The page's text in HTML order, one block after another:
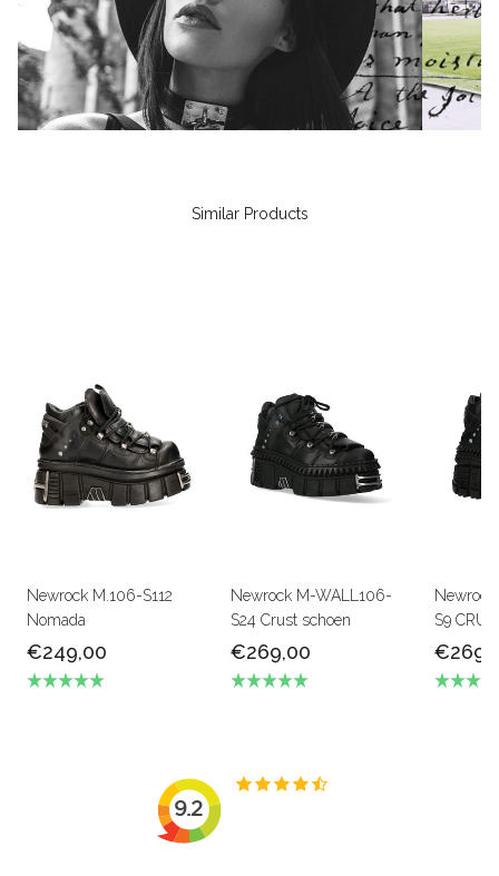
Similar Products
Newrock M.106-S112
Nomada
€249,00
Newrock M-WALL106-
S24 Crust schoen
€269,00
S9